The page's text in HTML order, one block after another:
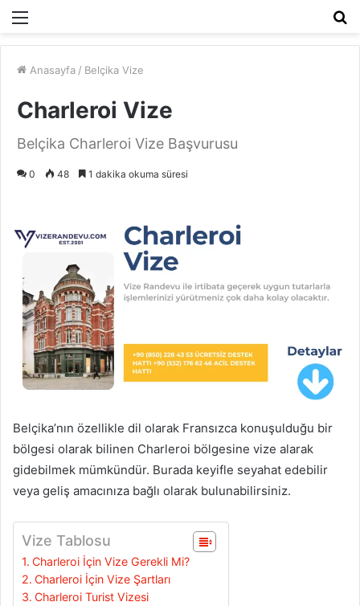
Anasayfa / Belçika Vize
Charleroi Vize
Belçika Charleroi Vize Başvurusu
0 48 1 dakika okuma süresi
Belçika’nın özellikle dil olarak Fransızca konuşulduğu bir
bölgesi olarak bilinen Charleroi bölgesine vize alarak
gidebilmek mümkündür. Burada keyifle seyahat edebilir
veya geliş amacınıza bağlı olarak bulunabilirsiniz.
Vize Tablosu
Charleroi İçin Vize Gerekli Mi?
Charleroi İçin Vize Şartları
Charleroi Turist Vizesi